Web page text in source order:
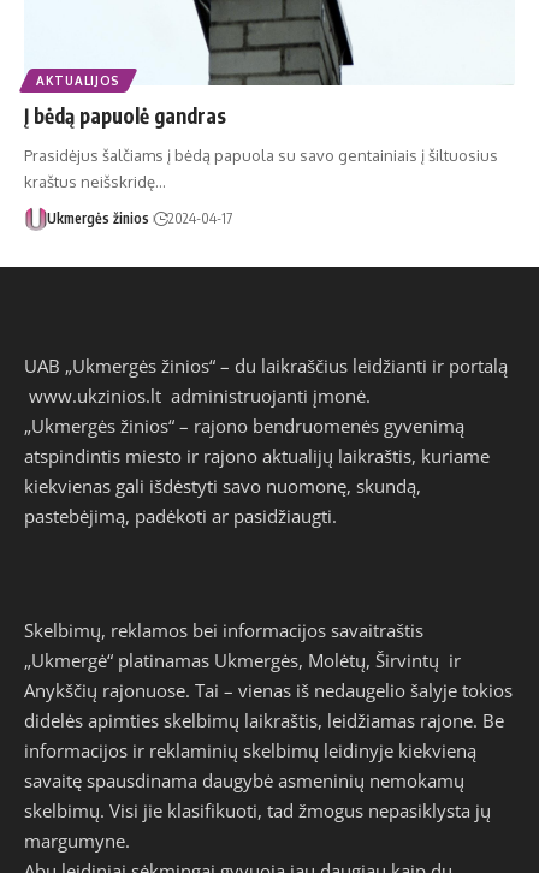
AKTUALIJOS
Į bėdą papuolė gandras
Pra­si­dė­jus šal­čiams į bė­dą pa­puo­la su sa­vo gen­tai­niais į šil­tuo­sius
kraš­tus ne­iš­skri­dę…
Ukmergės žinios 2024-04-17
UAB „Ukmergės žinios“ – du laikraščius leidžianti ir portalą
www.ukzinios.lt administruojanti įmonė.
„Ukmergės žinios“ – rajono bendruomenės gyvenimą
atspindintis miesto ir rajono aktualijų laikraštis, kuriame
kiekvienas gali išdėstyti savo nuomonę, skundą,
pastebėjimą, padėkoti ar pasidžiaugti.
Skelbimų, reklamos bei informacijos savaitraštis
„Ukmergė“ platinamas Ukmergės, Molėtų, Širvintų ir
Anykščių rajonuose. Tai – vienas iš nedaugelio šalyje tokios
didelės apimties skelbimų laikraštis, leidžiamas rajone. Be
informacijos ir reklaminių skelbimų leidinyje kiekvieną
savaitę spausdinama daugybė asmeninių nemokamų
skelbimų. Visi jie klasifikuoti, tad žmogus nepasiklysta jų
margumyne.